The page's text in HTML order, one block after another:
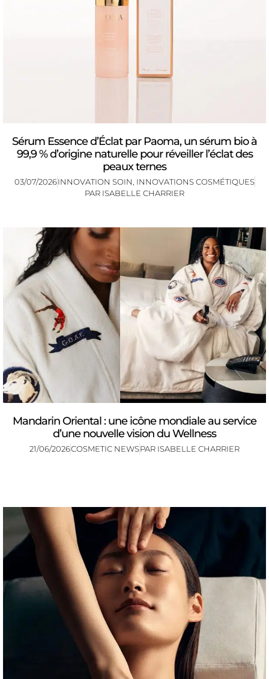
Sérum Essence d’Éclat par Paoma, un sérum bio à
99,9 % d’origine naturelle pour réveiller l’éclat des
peaux ternes
03/07/2026INNOVATION SOIN, INNOVATIONS COSMÉTIQUES
PAR ISABELLE CHARRIER
Mandarin Oriental : une icône mondiale au service
d’une nouvelle vision du Wellness
21/06/2026COSMETIC NEWSPAR ISABELLE CHARRIER